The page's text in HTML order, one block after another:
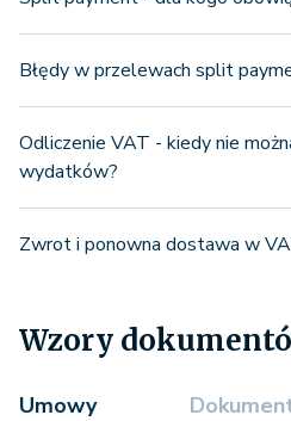
Błędy w przelewach split
Odliczenie VAT - kiedy nie
wydatków?
Zwrot i ponowna dostawa w
Wzory
Umowy